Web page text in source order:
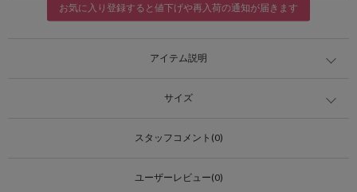
お気に入り登録すると値下げや再入荷の通知が届きます
アイテム説明
サイズ
スタッフコメント(0)
ユーザーレビュー(0)